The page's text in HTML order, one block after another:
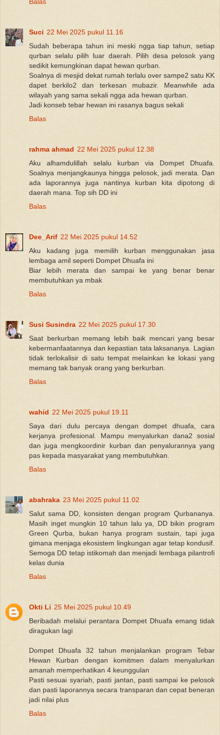
Balas
Suci 22 Mei 2025 pukul 11.16
Sudah beberapa tahun ini meski ngga tiap tahun, setiap
qurban selalu pilih luar daerah. Pilih desa pelosok yang
sedikit kemungkinan dapat hewan qurban.
Soalnya di mesjid dekat rumah terlalu over sampe2 satu KK
dapet berkilo2 dan terkesan mubazir. Meanwhile ada
wilayah yang sama sekali ngga ada hewan qurban.
Jadi konseb tebar hewan ini rasanya bagus sekali
Balas
rahma ahmad 22 Mei 2025 pukul 12.38
Aku alhamdulillah selalu kurban via Dompet Dhuafa.
Soalnya menjangkaunya hingga pelosok, jadi merata. Dan
ada laporannya juga nantinya kurban kita dipotong di
daerah mana. Top sih DD ini
Balas
Dee_Arif 22 Mei 2025 pukul 14.52
Aku kadang juga memilih kurban menggunakan jasa
lembaga amil seperti Dompet Dhuafa ini
Biar lebih merata dan sampai ke yang benar benar
membutuhkan ya mbak
Balas
Susi Susindra 22 Mei 2025 pukul 17.30
Saat berkurban memang lebih baik mencari yang besar
kebermanfaatannya dan kepastian tata laksananya. Lagian
tidak terlokalisir di satu tempat melainkan ke lokasi yang
memang tak banyak orang yang berkurban.
Balas
wahid 22 Mei 2025 pukul 19.11
Saya dari dulu percaya dengan dompet dhuafa, cara
kerjanya profesional. Mampu menyalurkan dana2 sosial
dan juga mengkoordinir kurban dan penyalurannya yang
pas kepada masyarakat yang membutuhkan.
Balas
abahraka 23 Mei 2025 pukul 11.02
Salut sama DD, konsisten dengan program Qurbananya.
Masih inget mungkin 10 tahun lalu ya, DD bikin program
Green Qurba, bukan hanya program sustain, tapi juga
gimana menjaga ekosistem lingkungan agar tetap kondusif.
Semoga DD tetap istikomah dan menjadi lembaga pilantrofi
kelas dunia
Balas
Okti Li 25 Mei 2025 pukul 10.49
Beribadah melalui perantara Dompet Dhuafa emang tidak
diragukan lagi
Dompet Dhuafa 32 tahun menjalankan program Tebar
Hewan Kurban dengan komitmen dalam menyalurkan
amanah memperhatikan 4 keunggulan
Pasti sesuai syariah, pasti jantan, pasti sampai ke pelosok
dan pasti laporannya secara transparan dan cepat beneran
jadi nilai plus
Balas